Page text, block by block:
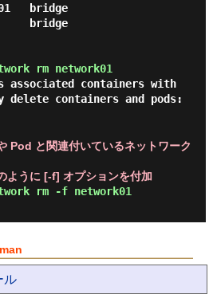
bridge
bridge
rm network01
associated containers with
containers and pods:
Pod と関連付いているネットワーク
ように [-f] オプションを付加
rm -f network01
ル